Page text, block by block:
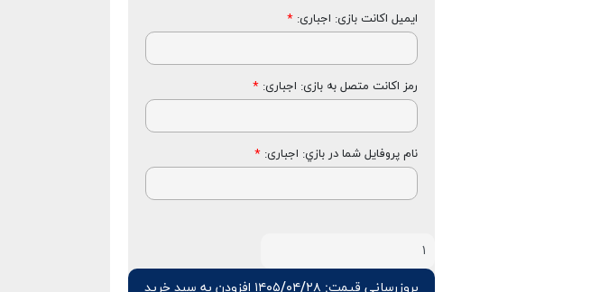
ایمیل اکانت بازی: اجباری: *
رمز اکانت متصل به بازی: اجباری: *
نام پروفایل شما در بازي: اجباری: *
بروزرسانی قیمت: ۱۴۰۵/۰۴/۲۸